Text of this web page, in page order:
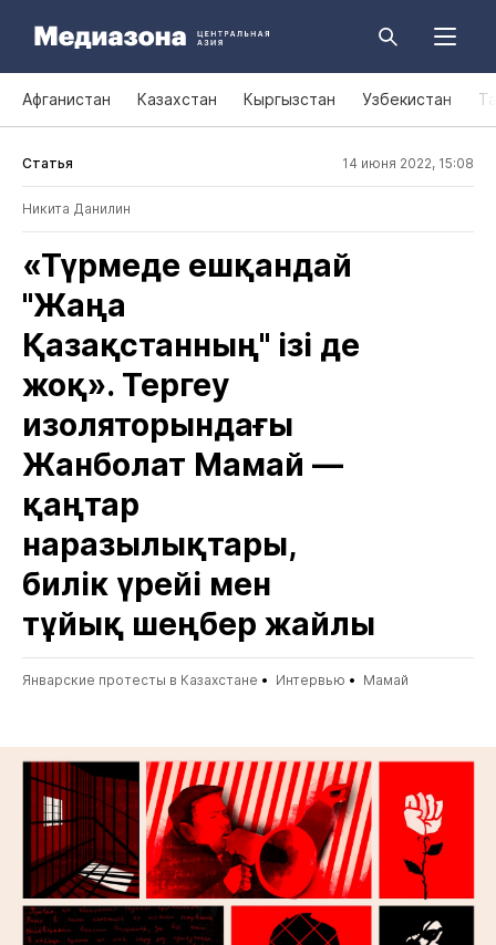
Афганистан Казахстан Кыргызстан Узбекистан
Статья 14 июня 2022, 15:08
Никита Данилин
«Түрмеде ешқандай
"Жаңа
Қазақстанның" ізі де
жоқ». Тергеу
изоляторындағы
Жанболат Мамай —
қаңтар
наразылықтары,
билік үрейі мен
тұйық шеңбер жайлы
Январские протесты в Казахстане Интервью Мамай